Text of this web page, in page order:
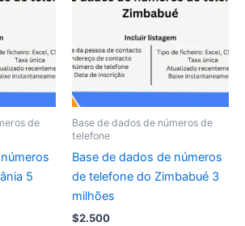
de
5
Base de dados de números de
telefone
Base de dados de números
de telefone do Zimbabué 3
milhões
$2.500